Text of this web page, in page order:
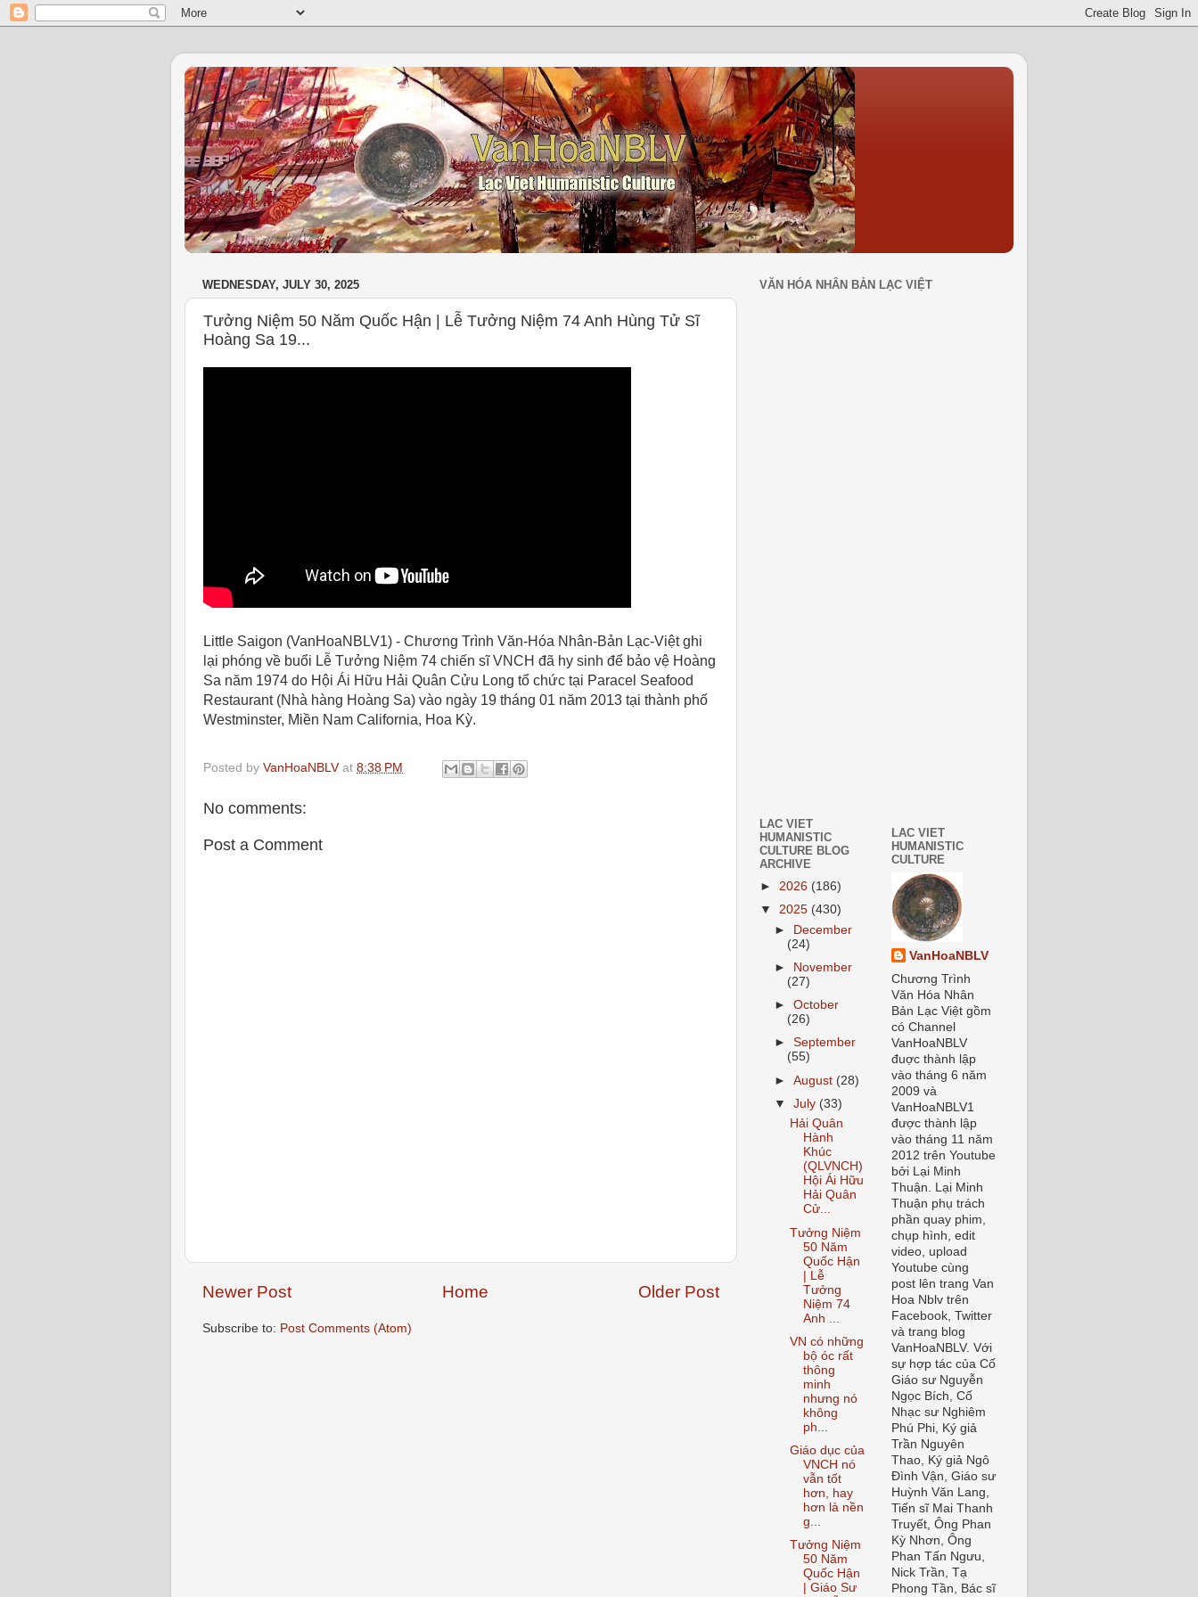
WEDNESDAY, JULY 30, 2025
Tưởng Niệm 50 Năm Quốc Hận | Lễ Tưởng Niệm 74 Anh Hùng Tử Sĩ
Hoàng Sa 19...
Little Saigon (VanHoaNBLV1) - Chương Trình Văn-Hóa Nhân-Bản Lạc-Việt ghi
lại phóng về buổi Lễ Tưởng Niệm 74 chiến sĩ VNCH đã hy sinh để bảo vệ Hoàng
Sa năm 1974 do Hội Ái Hữu Hải Quân Cửu Long tổ chức tại Paracel Seafood
Restaurant (Nhà hàng Hoàng Sa) vào ngày 19 tháng 01 năm 2013 tại thành phố
Westminster, Miền Nam California, Hoa Kỳ.
Posted by VanHoaNBLV at 8:38 PM
No comments:
Post a Comment
Newer Post Older Post
Home
Subscribe to: Post Comments (Atom)
VĂN HÓA NHÂN BẢN LẠC VIỆT
LAC VIET
HUMANISTIC
CULTURE BLOG
ARCHIVE
► 2026 (186)
▼ 2025 (430)
►
December
(24)
►
November
(27)
►October
(26)
►September
(55)
►August (28)
▼July (33)
Hải Quân
Hành
Khúc
(QLVNCH)
Hội Ái Hữu
Hải Quân
Cử...
Tưởng Niệm
50 Năm
Quốc Hận
| Lễ
Tưởng
Niệm 74
Anh ...
VN có những
bộ óc rất
thông
minh
nhưng nó
không
ph...
Giáo dục của
VNCH nó
vẫn tốt
hơn, hay
hơn là nền
g...
Tưởng Niệm
50 Năm
Quốc Hận
| Giáo Sư
LAC VIET
HUMANISTIC
CULTURE
VanHoaNBLV
Chương Trình
Văn Hóa Nhân
Bản Lạc Việt gồm
có Channel
VanHoaNBLV
đuợc thành lập
vào tháng 6 năm
2009 và
VanHoaNBLV1
được thành lập
vào tháng 11 năm
2012 trên Youtube
bởi Lại Minh
Thuận. Lại Minh
Thuận phụ trách
phần quay phim,
chụp hình, edit
video, upload
Youtube cùng
post lên trang Van
Hoa Nblv trên
Facebook, Twitter
và trang blog
VanHoaNBLV. Với
sự hợp tác của Cố
Giáo sư Nguyễn
Ngọc Bích, Cố
Nhạc sư Nghiêm
Phú Phi, Ký giả
Trần Nguyên
Thao, Ký giả Ngô
Đình Vận, Giáo sư
Huỳnh Văn Lang,
Tiến sĩ Mai Thanh
Truyết, Ông Phan
Kỳ Nhơn, Ông
Phan Tấn Ngưu,
Nick Trần, Tạ
Phong Tần, Bác sĩ